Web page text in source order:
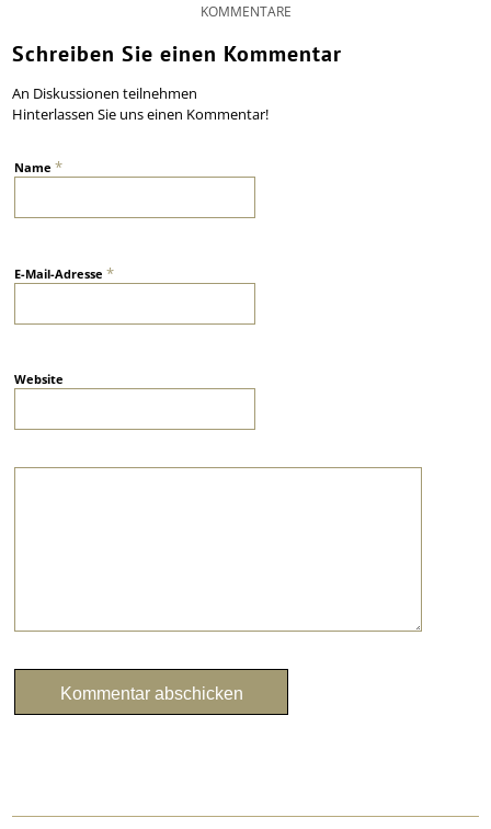
KOMMENTARE
Schreiben Sie einen Kommentar
An Diskussionen teilnehmen
Hinterlassen Sie uns einen Kommentar!
Name*
E-Mail-Adresse*
Website